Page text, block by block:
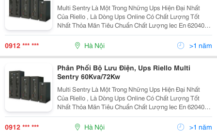
Multi Sentry Là Một Trong Những Ups Hiện Đại Nhất
Của Riello , Là Dòng Ups Online Có Chất Lượng Tốt
Nhất Thỏa Mãn Tiêu Chuẩn Chất Lượng Iec En 62040-3
Multi Sentry Được Chế Tạo Với Mục Đích Bảo Vệ Các
Thông Tin Thiết Yếu, Hệ Thống Viễn Thông, Mạng
0912 *** *** Hà Nội >1 năm
Phân Phối Bộ Lưu Điện, Ups Riello Multi
Sentry 60Kva/72Kw
Multi Sentry Là Một Trong Những Ups Hiện Đại Nhất
Của Riello , Là Dòng Ups Online Có Chất Lượng Tốt
Nhất Thỏa Mãn Tiêu Chuẩn Chất Lượng Iec En 62040-3
Multi Sentry Được Chế Tạo Với Mục Đích Bảo Vệ Các
Thông Tin Thiết Yếu, Hệ Thống Viễn Thông, Mạng
0912 *** *** Hà Nội >1 năm